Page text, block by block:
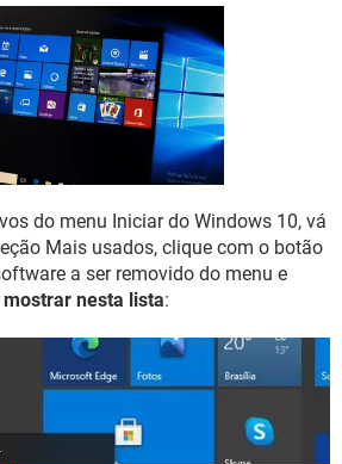
do menu Iniciar do Windows 10, vá
Mais usados, clique com o botão
a ser removido do menu e
mostrar nesta lista: